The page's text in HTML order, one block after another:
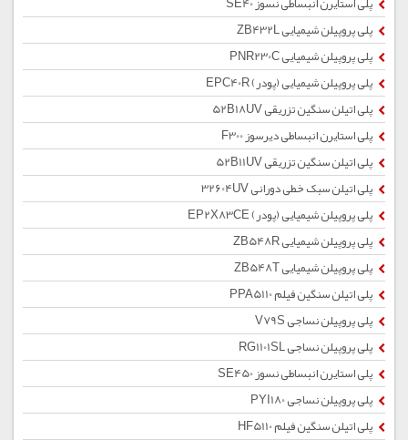
پلی پروپیلن شیمیایی ZB432L
پلی پروپیلن شیمیایی PNR230C
پلی پروپیلن شیمیایی (پودر) EPC40R
پلی اتیلن سنگین تزریقی 52B18UV
پلی استایرن انبساطی دیرسوز F300
پلی اتیلن سنگین تزریقی 52B11UV
پلی اتیلن سبک خطی دورانی 32604UV
پلی پروپیلن شیمیایی (پودر) EP2X83CE
پلی پروپیلن شیمیایی ZB548R
پلی پروپیلن شیمیایی ZB548T
پلی اتیلن سنگین فیلم PPA5110
پلی پروپیلن نساجی V79S
پلی پروپیلن نساجی RG1101SL
پلی استایرن انبساطی نسوز SE450
پلی پروپیلن نساجی PYI180
پلی اتیلن سنگین فیلم HF5110